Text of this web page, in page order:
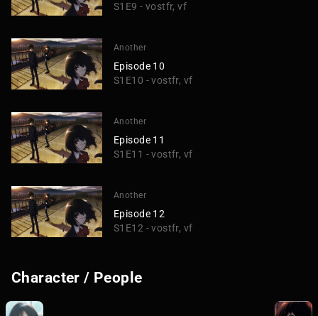
S1E9 - vostfr, vf
Another
Episode 10
S1E10 - vostfr, vf
Another
Episode 11
S1E11 - vostfr, vf
Another
Episode 12
S1E12 - vostfr, vf
Character / People